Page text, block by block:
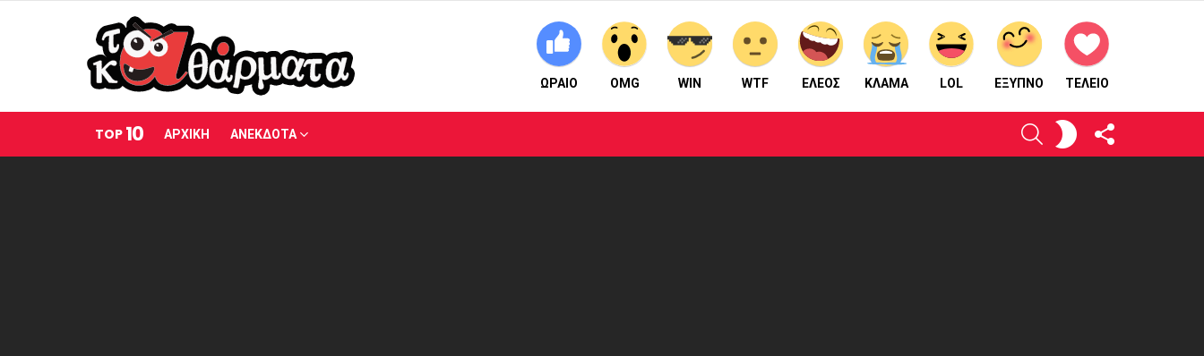
ΩΡΑΙΟ OMG WIN WTF ΕΛΕΟΣ ΚΛΑΜΑ LOL ΈΞΥΠΝΟ ΤΕΛΕΙΟ
TOP 10 ΑΡΧΙΚΗ ΑΝΕΚΔΟΤΑ
ΑΝΑΖΉΤΗΣΗΕΝΕΡΓΟΠΟΙΉΣΤΕ
ΤΟ
ΔΈΡΜΑ